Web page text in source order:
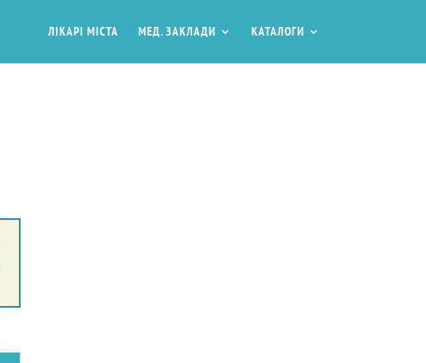
ЛІКАРІ МІСТА МЕД. ЗАКЛАДИ КАТАЛОГИ